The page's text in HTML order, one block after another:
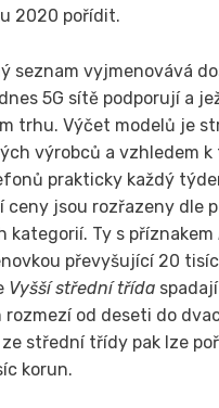
2020 pořídit.
seznam vyjmenovává
5G sítě podporují a
trhu. Výčet modelů je
výrobců a vzhledem k
prakticky každý
ceny jsou rozřazeny dle
kategorií. Ty s příznakem
převyšující 20
Vyšší střední třída
rozmezí od deseti do
střední třídy pak lze
korun.